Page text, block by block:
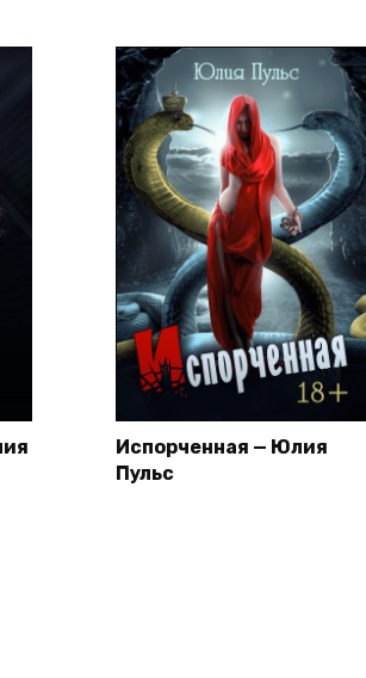
Испорченная — Юлия
Пульс